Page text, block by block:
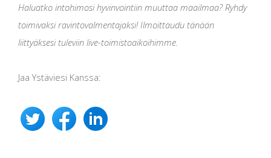
Haluatko intohimosi hyvinvointiin muuttaa maailmaa? Ryhdy
toimivaksi ravintovalmentajaksi! Ilmoittaudu tänään
liittyäksesi tuleviin live-toimistoaikoihimme.
Jaa Ystäviesi Kanssa: